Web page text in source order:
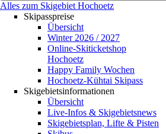
Alles zum Skigebiet Hochoetz
Skipasspreise
Übersicht
Winter 2026 / 2027
Online-Skiticketshop
Hochoetz
Happy Family Wochen
Hochoetz-Kühtai Skipass
Skigebietsinformationen
Übersicht
Live-Infos & Skigebietsnews
Skigebietsplan, Lifte & Pisten